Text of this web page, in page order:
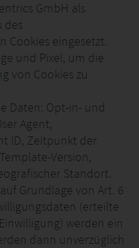
GmbH als
des
Cookies eingesetzt.
und Pixel, um die
von Cookies zu
Daten: Opt-in- und
Agent,
ID, Zeitpunkt der
Version,
Standort.
Grundlage von Art. 6
(erteilte
werden ein
dann unverzüglich